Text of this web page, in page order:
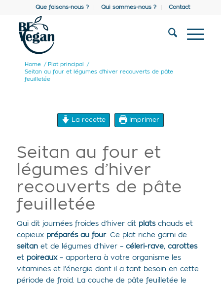
Que faisons-nous ? Qui sommes-nous ? Contact
Home / Plat principal
/
Seitan au four et légumes d’hiver recouverts de pâte
feuilletée
La recette Imprimer
Seitan au four et
légumes d’hiver
recouverts de pâte
feuilletée
Qui dit journées froides d’hiver dit platschauds et
copieux préparés au four. Ce plat riche garni de
seitan et de légumes d’hiver – céleri-rave, carottes
et poireaux – apportera à votre organisme les
vitamines et l’énergie dont il a tant besoin en cette
période de froid. La couche de pâte feuilletée le